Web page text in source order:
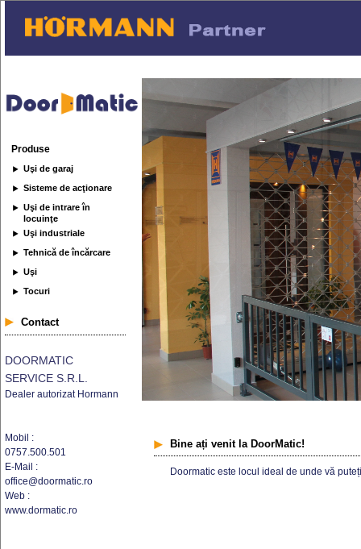
Produse
Uşi de garaj
Sisteme de acţionare
Uşi de intrare în
locuinţe
Uşi industriale
Tehnică de încărcare
Uşi
Tocuri
Contact
DOORMATIC
SERVICE S.R.L.
Dealer autorizat Hormann
Mobil :
0757.500.501
E-Mail :
office@doormatic.ro
Web :
www.dormatic.ro
Bine ați venit la DoorMatic!
Doormatic este locul ideal de unde vă